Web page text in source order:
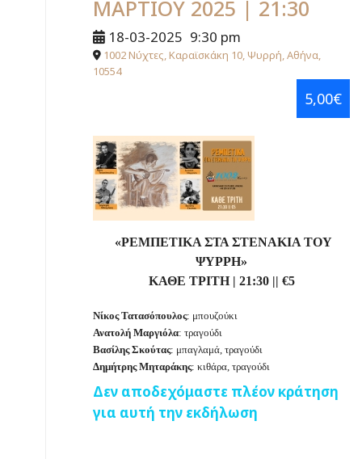
ΜΑΡΤΙΟΥ 2025 | 21:30
18-03-2025 9:30 pm
1002 Νύχτες, Καραϊσκάκη 10, Ψυρρή, Αθήνα,
10554
5,00€
«ΡΕΜΠΕΤΙΚΑ ΣΤΑ ΣΤΕΝΑΚΙΑ ΤΟΥ
ΨΥΡΡΗ»
ΚΑΘΕ ΤΡΙΤΗ | 21:30 || €5
Νίκος Τατασόπουλος: μπουζούκι
Ανατολή Μαργιόλα: τραγούδι
Βασίλης Σκούτας: μπαγλαμά, τραγούδι
Δημήτρης Μηταράκης: κιθάρα, τραγούδι
Δεν αποδεχόμαστε πλέον κράτηση
για αυτή την εκδήλωση